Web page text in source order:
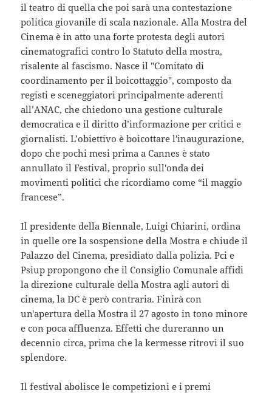
il teatro di quella che poi sarà una contestazione
politica giovanile di scala nazionale. Alla Mostra del
Cinema è in atto una forte protesta degli autori
cinematografici contro lo Statuto della mostra,
risalente al fascismo. Nasce il "Comitato di
coordinamento per il boicottaggio", composto da
registi e sceneggiatori principalmente aderenti
all’ANAC, che chiedono una gestione culturale
democratica e il diritto d’informazione per critici e
giornalisti. L’obiettivo è boicottare l'inaugurazione,
dopo che pochi mesi prima a Cannes è stato
annullato il Festival, proprio sull'onda dei
movimenti politici che ricordiamo come “il maggio
francese”.
Il presidente della Biennale, Luigi Chiarini, ordina
in quelle ore la sospensione della Mostra e chiude il
Palazzo del Cinema, presidiato dalla polizia. Pci e
Psiup propongono che il Consiglio Comunale affidi
la direzione culturale della Mostra agli autori di
cinema, la DC è però contraria. Finirà con
un'apertura della Mostra il 27 agosto in tono minore
e con poca affluenza. Effetti che dureranno un
decennio circa, prima che la kermesse ritrovi il suo
splendore.
Il festival abolisce le competizioni e i premi